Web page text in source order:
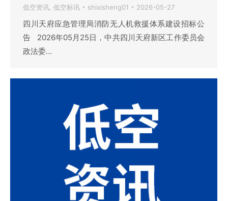
低空资讯, 低空标讯 shixisheng01 2026-05-27
四川天府应急管理局消防无人机救援体系建设招标公
告 2026年05月25日，中共四川天府新区工作委员会
政法委…